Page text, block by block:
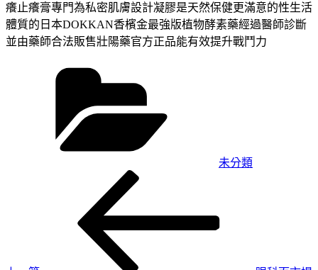
癢止癢膏專門為私密肌膚設計凝膠是天然保健更滿意的性生活
體質的日本DOKKAN香檳金最強版植物酵素藥經過醫師診斷
並由藥師合法販售壯陽藥官方正品能有效提升戰鬥力
未分類